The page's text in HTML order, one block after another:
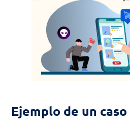
Ejemplo de un